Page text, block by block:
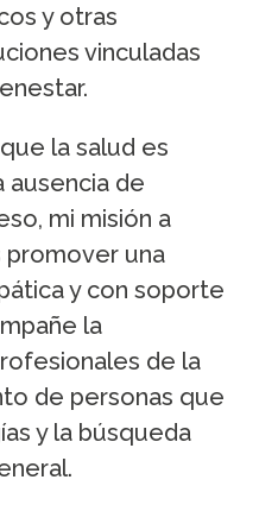
y otras
vinculadas
la salud es
ausencia de
mi misión a
promover una
y con soporte
la
de la
de personas que
y la búsqueda